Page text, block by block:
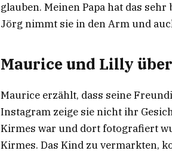
glauben. Meinen Papa hat das
Jörg nimmt sie in den Arm und
Maurice und Lilly
Maurice erzählt, dass seine
Instagram zeige sie nicht ihr
Kirmes war und dort fotografiert
Kirmes. Das Kind zu vermarkten,